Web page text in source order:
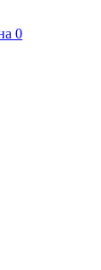
0